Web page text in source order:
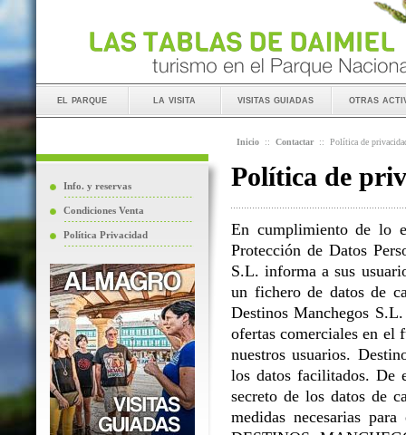
el parque la visita visitas guiadas otras
Info. y reservas
Condiciones Venta
Política Privacidad
Inicio :: Contactar :: Política de
Política de
En cumplimiento de lo
Protección de Datos
S.L. informa a sus
un fichero de datos de
Destinos Manchegos
ofertas comerciales en el
nuestros usuarios.
los datos facilitados. De
secreto de los datos de
medidas necesarias